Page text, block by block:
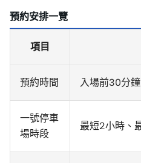
預約安排一覽
項目
預約時間 入場前30分
一號停車
場時段
最短2小時、